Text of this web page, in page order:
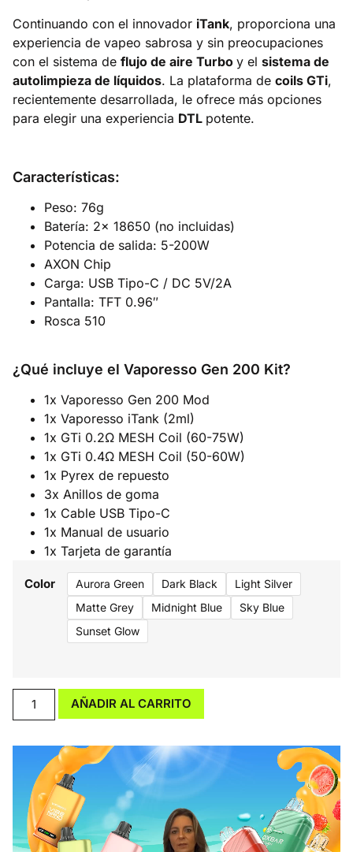
Continuando con el innovador iTank, proporciona una
experiencia de vapeo sabrosa y sin preocupaciones
con el sistema de flujo de aire Turbo y el sistema de
autolimpieza de líquidos. La plataforma de coils GTi,
recientemente desarrollada, le ofrece más opciones
para elegir una experiencia DTL potente.
Características:
Peso: 76g
Batería: 2x 18650 (no incluidas)
Potencia de salida: 5-200W
AXON Chip
Carga: USB Tipo-C / DC 5V/2A
Pantalla: TFT 0.96″
Rosca 510
¿Qué incluye el Vaporesso Gen 200 Kit?
1x Vaporesso Gen 200 Mod
1x Vaporesso iTank (2ml)
1x GTi 0.2Ω MESH Coil (60-75W)
1x GTi 0.4Ω MESH Coil (50-60W)
1x Pyrex de repuesto
3x Anillos de goma
1x Cable USB Tipo-C
1x Manual de usuario
1x Tarjeta de garantía
Color Aurora Green Dark Black
Light Silver
Matte Grey
Midnight Blue
Sky Blue
Sunset Glow
AÑADIR AL CARRITO